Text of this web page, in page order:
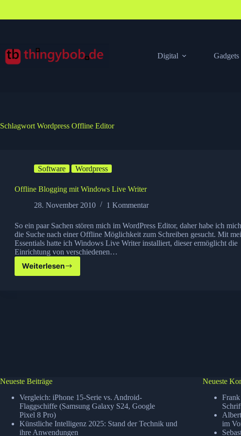
springen
Digital Gadgets
Schlagwort Wordpress Offline Editor
Software Wordpress
Offline Blogging mit Windows Live Writer
28. November 2010
1 Kommentar
So ein paar Sachen stören mich im WordPress Editor, daher habe ich
die Suche nach einer Offline Möglichkeit zum Schreiben gesucht. Mit
Essentials hatte ich Windows Live Writer installiert, dieser ermöglicht die
Einrichtung von verschiedenen…
Weiterlesen
Offline
Neueste Beiträge
Vergleich: iPhone 15-Serie vs. Android-
Flaggschiffe (Samsung Galaxy S24, Google
Pixel 8 Pro)
Künstliche Intelligenz 2025: Stand der Technik und
ihre Anwendungen
Neueste
Frank
Albert
im